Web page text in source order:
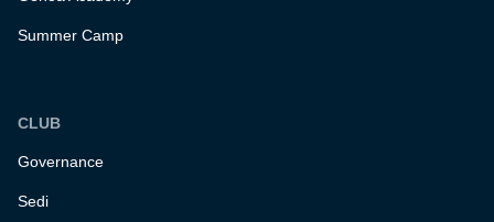
Summer Camp
CLUB
Governance
Sedi